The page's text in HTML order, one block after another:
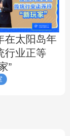
在太阳岛年
行业正等
”